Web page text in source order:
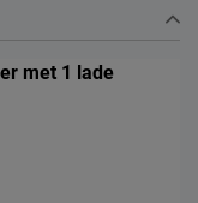
met 1 lade